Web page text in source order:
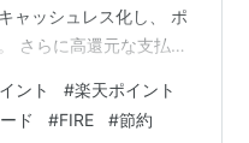
ャッシュレス化し、 ポ
さらに高還元な支払い
ています。 今回も ・支
ト ・実質還元率 につ
ント #楽天ポイント
ド #FIRE #節約